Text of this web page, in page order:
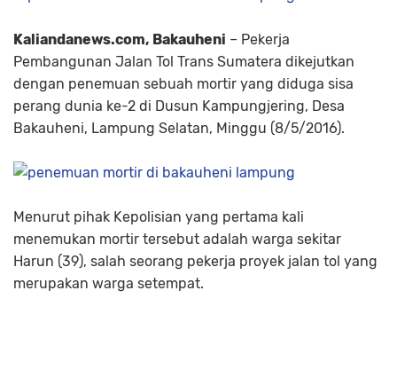
Kaliandanews.com, Bakauheni – Pekerja
Pembangunan Jalan Tol Trans Sumatera dikejutkan
dengan penemuan sebuah mortir yang diduga sisa
perang dunia ke-2 di Dusun Kampungjering, Desa
Bakauheni, Lampung Selatan, Minggu (8/5/2016).
Menurut pihak Kepolisian yang pertama kali
menemukan mortir tersebut adalah warga sekitar
Harun (39), salah seorang pekerja proyek jalan tol yang
merupakan warga setempat.